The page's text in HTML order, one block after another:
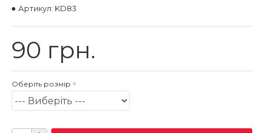
90 грн.
Артикул: KD83
Оберіть розмір